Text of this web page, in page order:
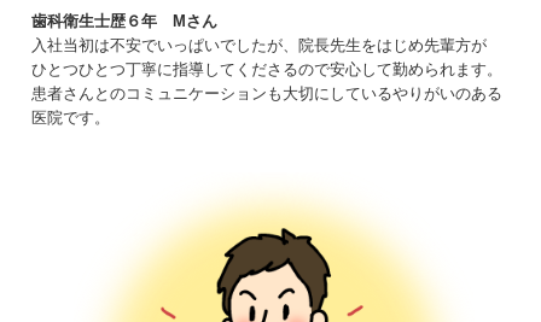
歯科衛生士歴６年 Mさん
入社当初は不安でいっぱいでしたが、院長先生をはじめ先輩方が
ひとつひとつ丁寧に指導してくださるので安心して勤められます。
患者さんとのコミュニケーションも大切にしているやりがいのある
医院です。